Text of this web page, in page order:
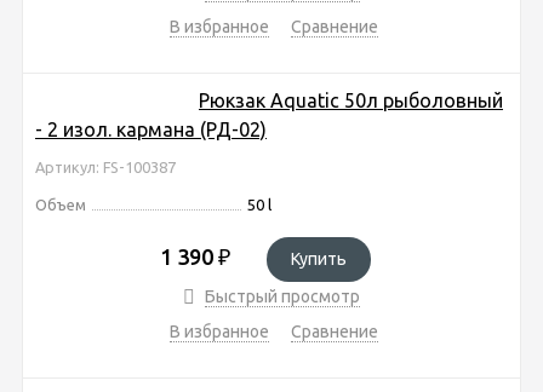
В избранное
Сравнение
Рюкзак Aquatic 50л рыболовный
- 2 изол. кармана (РД-02)
Артикул: FS-100387
Объем 50 l
1 390 ₽
Купить
Быстрый просмотр
В избранное
Сравнение